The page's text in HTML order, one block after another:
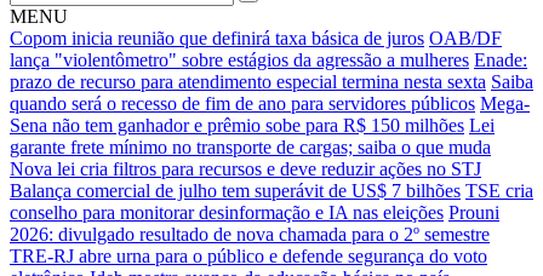
MENU
Copom inicia reunião que definirá taxa básica de juros OAB/DF
lança "violentômetro" sobre estágios da agressão a mulheres Enade:
prazo de recurso para atendimento especial termina nesta sexta Saiba
quando será o recesso de fim de ano para servidores públicos Mega-
Sena não tem ganhador e prêmio sobe para R$ 150 milhões Lei
garante frete mínimo no transporte de cargas; saiba o que muda
Nova lei cria filtros para recursos e deve reduzir ações no STJ
Balança comercial de julho tem superávit de US$ 7 bilhões TSE cria
conselho para monitorar desinformação e IA nas eleições Prouni
2026: divulgado resultado de nova chamada para o 2º semestre
TRE-RJ abre urna para o público e defende segurança do voto